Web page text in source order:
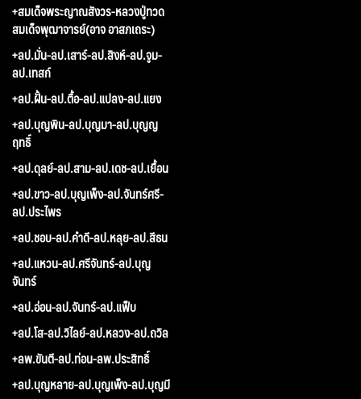
+สมเด็จพระญาณสังวร-หลวงปู่ทวด
สมเด็จพุฒาจารย์(อาจ อาสภเถระ)
+ลป.มั่น-ลป.เสาร์-ลป.สิงห์-ลป.จูม-
ลป.เทสก์
+ลป.ฝั้น-ลป.ตื้อ-ลป.แปลง-ลป.แยง
+ลป.บุญพิน-ลป.บุญมา-ลป.บุญญ
ฤทธิ์
+ลป.ดุลย์-ลป.สาม-ลป.เดช-ลป.เยื้อน
+ลป.ขาว-ลป.บุญเพ็ง-ลป.จันทร์ศรี-
ลป.ประไพร
+ลป.ชอบ-ลป.คำดี-ลป.หลุย-ลป.สีธน
+ลป.แหวน-ลป.ศรีจันทร์-ลป.บุญ
จันทร์
+ลป.อ่อน-ลป.จันทร์-ลป.แฟ็บ
+ลป.โส-ลป.วิไลย์-ลป.หลวง-ลป.ถวิล
+ลพ.ขันตี-ลป.ท่อน-ลพ.ประสิทธิ์
+ลป.บุญหลาย-ลป.บุญเพ็ง-ลป.บุญมี